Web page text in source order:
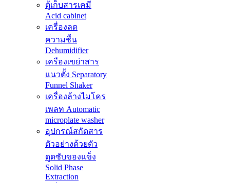
ตู้เก็บสารเคมี
Acid cabinet
เครื่องลด
ความชื้น
Dehumidifier
เครืองเขย่าสาร
แนวตั้ง Separatory
Funnel Shaker
เครื่องล้างไมโคร
เพลท Automatic
microplate washer
อุปกรณ์สกัดสาร
ตัวอย่างด้วยตัว
ดูดซับของแข็ง
Solid Phase
Extraction